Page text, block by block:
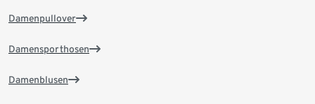
Damenpullover
Damensporthosen
Damenblusen